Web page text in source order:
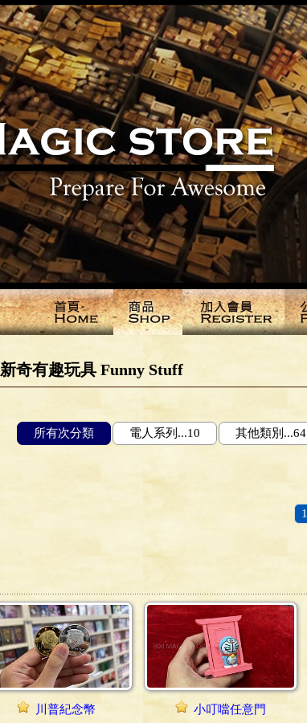
新奇有趣玩具 Funny Stuff
所有次分類 電人系列...10 其他類別...64
1
川普紀念幣
小叮噹任意門